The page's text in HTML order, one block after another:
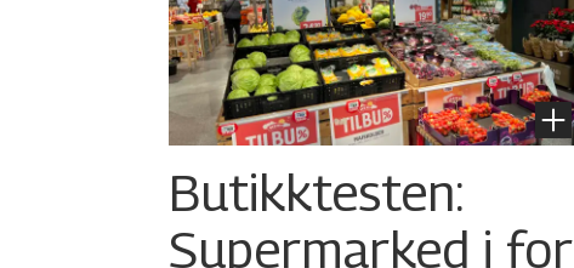
Butikktesten:
Supermarked i for